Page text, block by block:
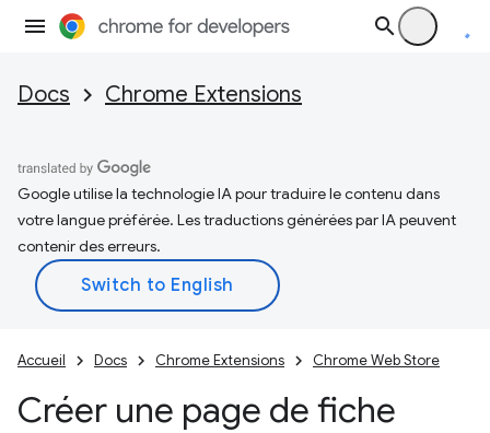
Docs Chrome Extensions
Google utilise la technologie IA pour traduire le contenu dans
votre langue préférée. Les traductions générées par IA peuvent
contenir des erreurs.
Accueil Docs Chrome Extensions Chrome Web Store
Créer une page de fiche